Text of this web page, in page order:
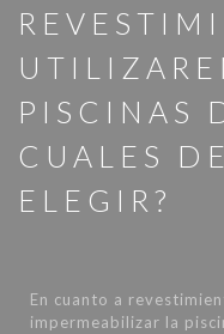
PISCINAS
CUALES
ELEGIR?
En cuanto a
impermeabilizar la